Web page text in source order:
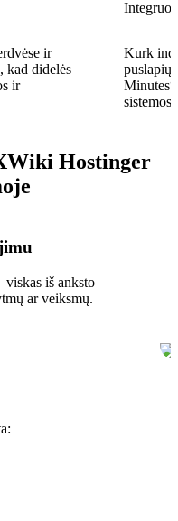
ir
kad didelės
ir
Kurk
puslapių
sistemos
Hostinger
viskas iš anksto
ar veiksmų.